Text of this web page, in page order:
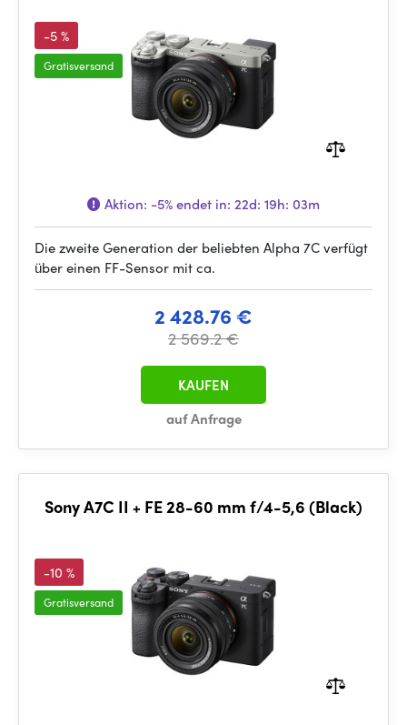
-5 %
Gratisversand
Aktion: -5%endet in: 22d: 19h: 03m
Die zweite Generation der beliebten Alpha 7C verfügt
über einen FF-Sensor mit ca.
2 428.76 €
2 569.2 €
auf Anfrage
KAUFEN
Sony A7C II + FE 28-60 mm f/4-5,6 (Black)
-10 %
Gratisversand